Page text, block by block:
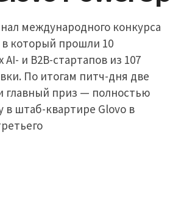
международного конкурса
в который прошли 10
и B2B-стартапов из 107
По итогам питч-дня две
главный приз — полностью
в штаб-квартире Glovo в